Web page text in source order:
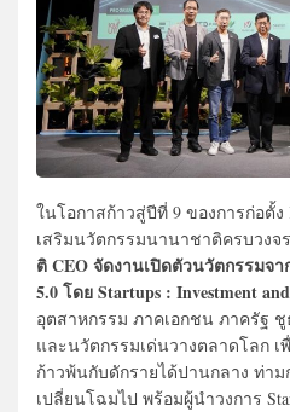
ในโอกาสก้าวสู่ปีที่ 9 ของการก่อตั้
เสริมนวัตกรรมนานาชาติครบวงจ
ติ CEO จัดงานเปิดตัวนวัตกรรมจ
5.0 โดย Startups : Investment
อุตสาหกรรม ภาคเอกชน ภาครัฐ
และนวัตกรรมเด่นวางตลาดโลก
ก้าวพ้นกับดักรายได้ปานกลาง ท่า
เปลี่ยนโฉมไป พร้อมผู้นำวงการ